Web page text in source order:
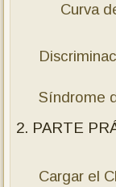
Curva
Síndrome
2. PARTE
Cargar el